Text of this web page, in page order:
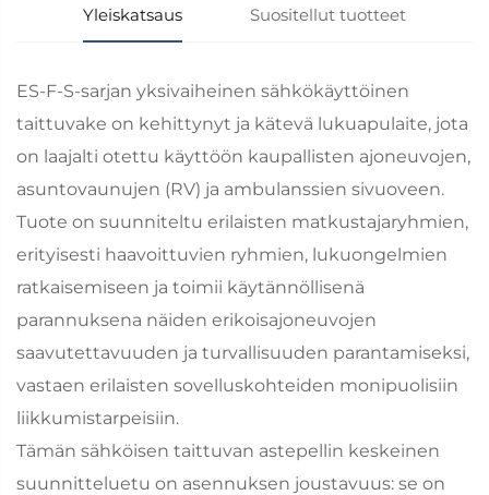
Yleiskatsaus Suositellut tuotteet
ES-F-S-sarjan yksivaiheinen sähkökäyttöinen
taittuvake on kehittynyt ja kätevä lukuapulaite, jota
on laajalti otettu käyttöön kaupallisten ajoneuvojen,
asuntovaunujen (RV) ja ambulanssien sivuoveen.
Tuote on suunniteltu erilaisten matkustajaryhmien,
erityisesti haavoittuvien ryhmien, lukuongelmien
ratkaisemiseen ja toimii käytännöllisenä
parannuksena näiden erikoisajoneuvojen
saavutettavuuden ja turvallisuuden parantamiseksi,
vastaen erilaisten sovelluskohteiden monipuolisiin
liikkumistarpeisiin.
Tämän sähköisen taittuvan astepellin keskeinen
suunnitteluetu on asennuksen joustavuus: se on